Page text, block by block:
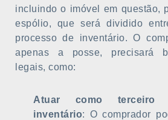
incluindo o imóvel em questão,
espólio, que será dividido
processo de inventário. O
apenas a posse, precisará
legais, como:
Atuar como terceiro
inventário: O comprador